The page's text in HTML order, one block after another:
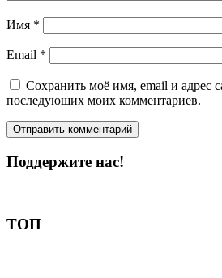
Имя *
Email *
Сохранить моё имя, email и адрес
последующих моих комментариев.
Поддержите нас!
ТОП